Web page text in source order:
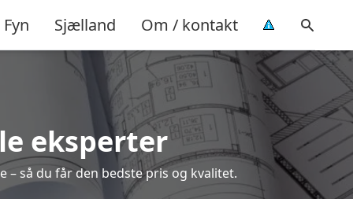
Fyn Sjælland Om / kontakt
eksperter
så du får den bedste pris og kvalitet.